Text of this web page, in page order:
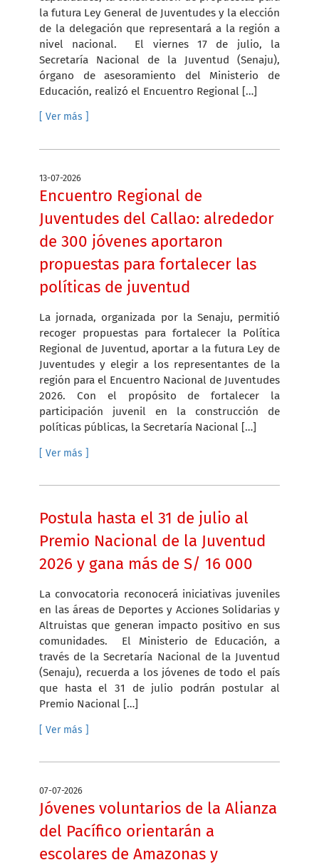
la futura Ley General de Juventudes y la elección
de la delegación que representará a la región a
nivel nacional. El viernes 17 de julio, la
Secretaría Nacional de la Juventud (Senaju),
órgano de asesoramiento del Ministerio de
Educación, realizó el Encuentro Regional […]
[ Ver más ]
13-07-2026
Encuentro Regional de
Juventudes del Callao: alrededor
de 300 jóvenes aportaron
propuestas para fortalecer las
políticas de juventud
La jornada, organizada por la Senaju, permitió
recoger propuestas para fortalecer la Política
Regional de Juventud, aportar a la futura Ley de
Juventudes y elegir a los representantes de la
región para el Encuentro Nacional de Juventudes
2026. Con el propósito de fortalecer la
participación juvenil en la construcción de
políticas públicas, la Secretaría Nacional […]
[ Ver más ]
Postula hasta el 31 de julio al
Premio Nacional de la Juventud
2026 y gana más de S/ 16 000
La convocatoria reconocerá iniciativas juveniles
en las áreas de Deportes y Acciones Solidarias y
Altruistas que generan impacto positivo en sus
comunidades. El Ministerio de Educación, a
través de la Secretaría Nacional de la Juventud
(Senaju), recuerda a los jóvenes de todo el país
que hasta el 31 de julio podrán postular al
Premio Nacional […]
[ Ver más ]
07-07-2026
Jóvenes voluntarios de la Alianza
del Pacífico orientarán a
escolares de Amazonas y